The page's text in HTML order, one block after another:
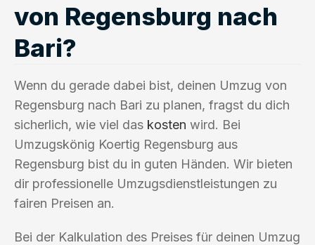
von Regensburg nach
Bari?
Wenn du gerade dabei bist, deinen Umzug von
Regensburg nach Bari zu planen, fragst du dich
sicherlich, wie viel das kosten wird. Bei
Umzugskönig Koertig Regensburg aus
Regensburg bist du in guten Händen. Wir bieten
dir professionelle Umzugsdienstleistungen zu
fairen Preisen an.
Bei der Kalkulation des Preises für deinen Umzug